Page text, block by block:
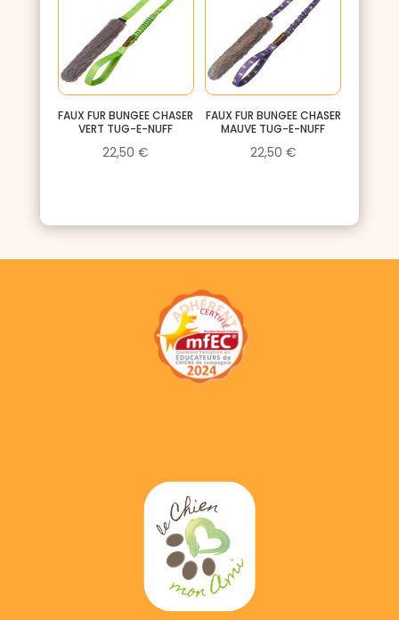
FAUX FUR BUNGEE CHASER
VERT TUG-E-NUFF
22,50€
FAUX FUR BUNGEE CHASER
MAUVE TUG-E-NUFF
22,50 €